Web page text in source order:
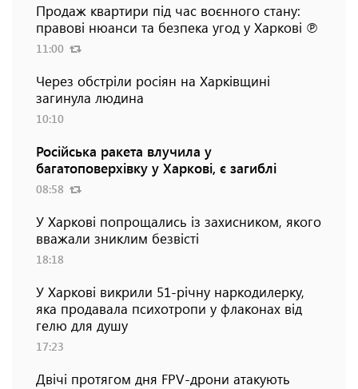
Продаж квартири під час воєнного стану:
правові нюанси та безпека угод у Харкові ℗
11:00
Через обстріли росіян на Харківщині
загинула людина
10:10
Російська ракета влучила у
багатоповерхівку у Харкові, є загиблі
08:58
У Харкові попрощались із захисником, якого
вважали зниклим безвісті
18:18
У Харкові викрили 51-річну наркодилерку,
яка продавала психотропи у флаконах від
гелю для душу
17:23
Двічі протягом дня FPV-дрони атакують